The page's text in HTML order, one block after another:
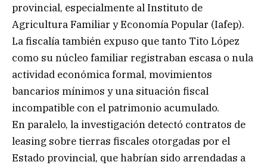
provincial, especialmente al Instituto de
Agricultura Familiar y Economía Popular (Iafep).
La fiscalía también expuso que tanto Tito López
como su núcleo familiar registraban escasa o nula
actividad económica formal, movimientos
bancarios mínimos y una situación fiscal
incompatible con el patrimonio acumulado.
En paralelo, la investigación detectó contratos de
leasing sobre tierras fiscales otorgadas por el
Estado provincial, que habrían sido arrendadas a